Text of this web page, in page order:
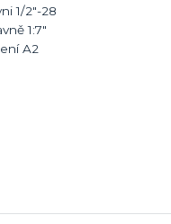
1/2"-28
1:7"
A2